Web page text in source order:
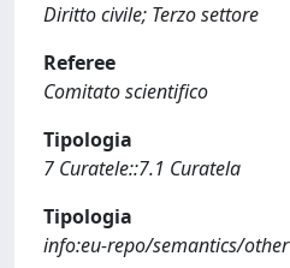
Diritto civile; Terzo settore
Referee
Comitato scientifico
Tipologia
7 Curatele::7.1 Curatela
Tipologia
info:eu-repo/semantics/other